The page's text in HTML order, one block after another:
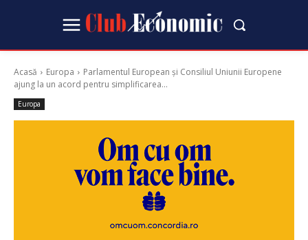
Acasă Europa
Parlamentul European și Consiliul Uniunii Europene
ajung la un acord pentru simplificarea...
Europa